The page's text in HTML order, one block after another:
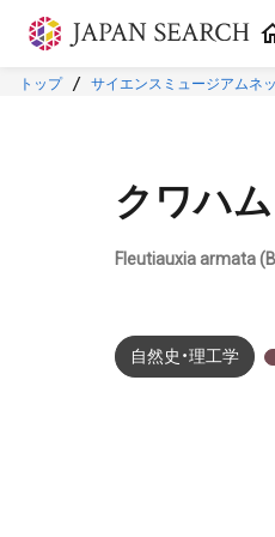
本文に飛ぶ
トップ サイエンスミュージアムネ
クワハ
Fleutiauxia armata
自然史・理工学